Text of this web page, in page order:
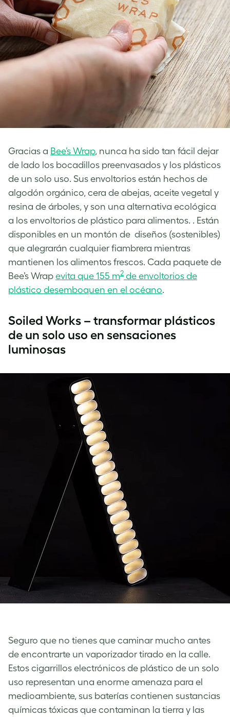
Gracias a Bee’s Wrap, nunca ha sido tan fácil dejar
de lado los bocadillos preenvasados y los plásticos
de un solo uso. Sus envoltorios están hechos de
algodón orgánico, cera de abejas, aceite vegetal y
resina de árboles, y son una alternativa ecológica
a los envoltorios de plástico para alimentos. . Están
disponibles en un montón de diseños (sostenibles)
que alegrarán cualquier fiambrera mientras
mantienen los alimentos frescos. Cada paquete de
Bee’s Wrap evita que 155 m2 de envoltorios de
plástico desemboquen en el océano.
Soiled Works – transformar plásticos
de un solo uso en sensaciones
luminosas
Seguro que no tienes que caminar mucho antes
de encontrarte un vaporizador tirado en la calle.
Estos cigarrillos electrónicos de plástico de un solo
uso representan una enorme amenaza para el
medioambiente, sus baterías contienen sustancias
químicas tóxicas que contaminan la tierra y las